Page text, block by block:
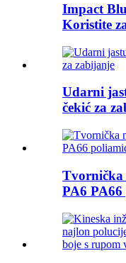
Impact
Koristite
Udarni
čekić za
Tvornička
PA6